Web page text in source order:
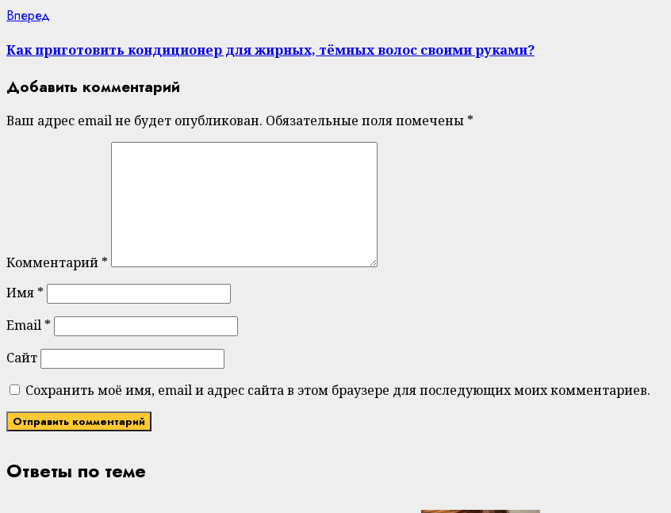
Вперед
Как приготовить кондиционер для жирных, тёмных волос своими руками?
Добавить комментарий
Ваш адрес email не будет опубликован. Обязательные поля помечены *
Комментарий *
Имя *
Email *
Сайт
Сохранить моё имя, email и адрес сайта в этом браузере для последующих моих комментариев.
Ответы по теме